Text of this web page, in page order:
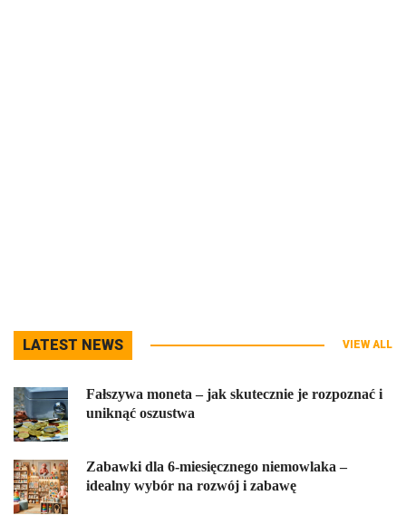
LATEST NEWS VIEW ALL
Fałszywa moneta – jak skutecznie je rozpoznać i
uniknąć oszustwa
Zabawki dla 6-miesięcznego niemowlaka –
idealny wybór na rozwój i zabawę